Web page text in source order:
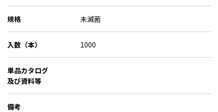
規格 未滅菌
入数（本） 1000
単品カタログ
及び資料等
備考